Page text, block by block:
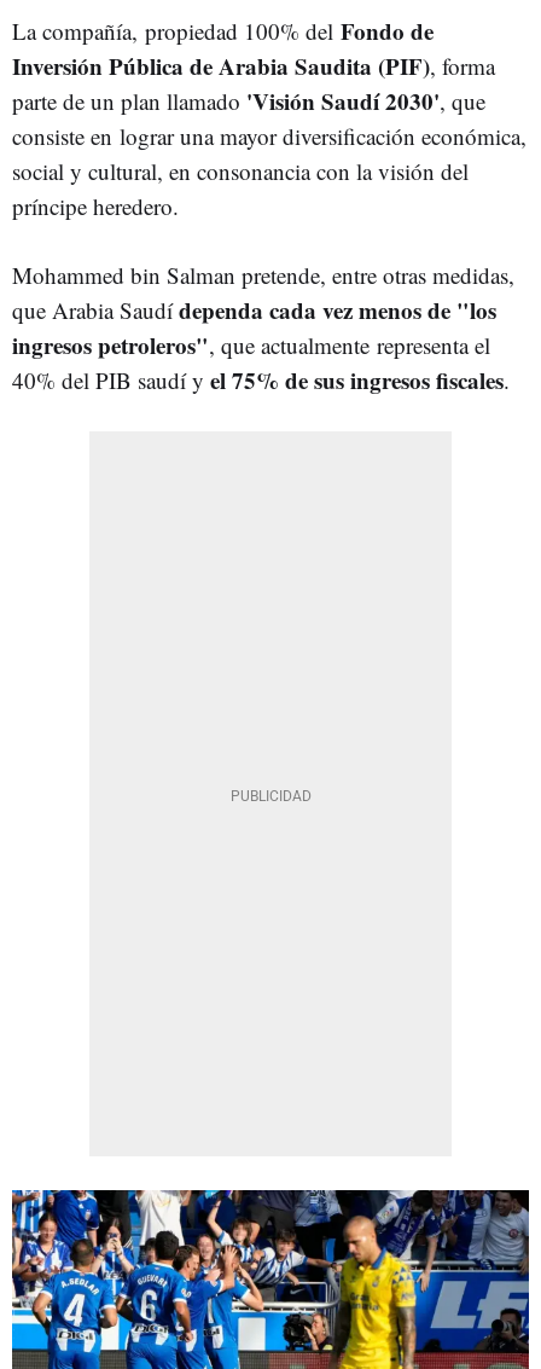
La compañía, propiedad 100% del Fondo de
Inversión Pública de Arabia Saudita (PIF), forma
parte de un plan llamado 'Visión Saudí 2030', que
consiste en lograr una mayor diversificación económica,
social y cultural, en consonancia con la visión del
príncipe heredero.
Mohammed bin Salman pretende, entre otras medidas,
que Arabia Saudídependa cada vez menos de "los
ingresos petroleros", que actualmente representa el
40% del PIB saudí y el 75% de sus ingresos fiscales.